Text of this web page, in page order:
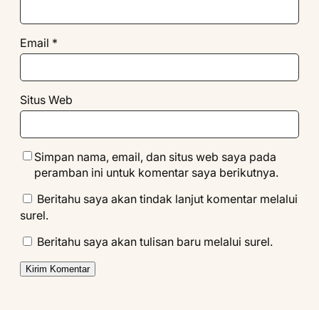
Email *
Situs Web
Simpan nama, email, dan situs web saya pada
peramban ini untuk komentar saya berikutnya.
Beritahu saya akan tindak lanjut komentar melalui
surel.
Beritahu saya akan tulisan baru melalui surel.